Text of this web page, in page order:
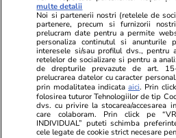
Advertorial
Smart is the new chic:
ajută tehnologia să ne
PARTENERI
multe detalii
Noi si partenerii nostri (retelele de
partenere, precum si furnizorii
prelucram date pentru a permite
personaliza continutul si anunturile
interesele si/sau profilul dvs., pentru
retelelor de socializare si pentru a
de drepturile prevazute de art.
prelucrarea datelor cu caracter
prin modalitatea indicataaici. Prin
folosirea tuturor Tehnologiilor de tip
dvs. cu privire la stocarea/accesarea
care colaboram. Prin click pe
INDIVIDUAL” puteti schimba
cele legate de cookie strict necesare